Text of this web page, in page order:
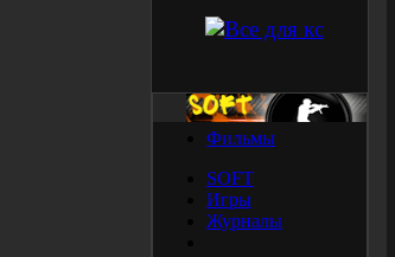
Фильмы
SOFT
Игры
Журналы